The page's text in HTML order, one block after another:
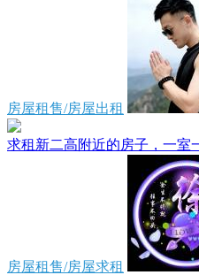
房屋租售/房屋出租
求租新二高附近的房子，一室
房屋租售/房屋求租